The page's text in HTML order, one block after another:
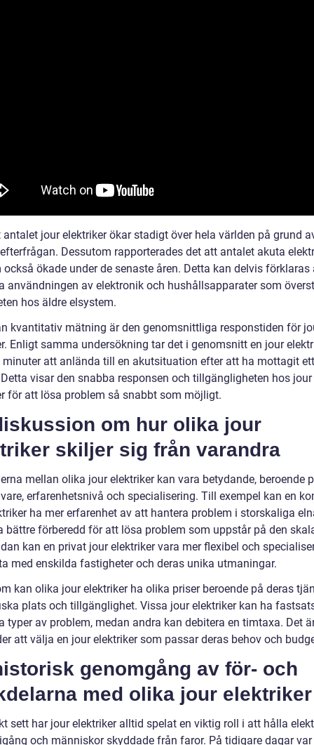
jour elektriker ökar stadigt över hela världen på grund
Dessutom rapporterades det att antalet akuta
också ökade under de senaste åren. Detta kan delvis förklaras
användningen av elektronik och hushållsapparater som
hos äldre elsystem.
kvantitativ mätning är den genomsnittliga responstiden för
Enligt samma undersökning tar det i genomsnitt en jour
minuter att anlända till en akutsituation efter att ha mottagit ett
visar den snabba responsen och tillgängligheten hos jour
för att lösa problem så snabbt som möjligt.
om hur olika jour
skiljer sig från varandra
mellan olika jour elektriker kan vara betydande, beroende
erfarenhetsnivå och specialisering. Till exempel kan en
ha mer erfarenhet av att hantera problem i storskaliga
bättre förberedd för att lösa problem som uppstår på den
kan en privat jour elektriker vara mer flexibel och
med enskilda fastigheter och deras unika utmaningar.
kan olika jour elektriker ha olika priser beroende på deras
plats och tillgänglighet. Vissa jour elektriker kan ha
typer av problem, medan andra kan debitera en timtaxa. Det
att välja en jour elektriker som passar deras behov och
genomgång av för- och
med olika jour elektriker
sett har jour elektriker alltid spelat en viktig roll i att hålla
och människor skyddade från faror. På tidigare dagar